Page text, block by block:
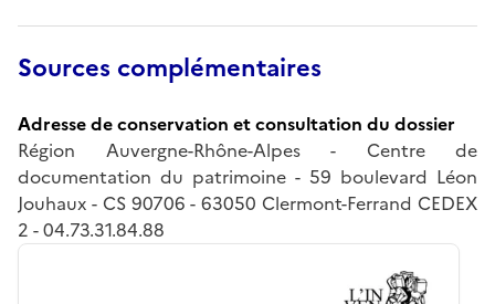
Sources complémentaires
Adresse de conservation et consultation du dossier
Région Auvergne-Rhône-Alpes - Centre de
documentation du patrimoine - 59 boulevard Léon
Jouhaux - CS 90706 - 63050 Clermont-Ferrand CEDEX
2 - 04.73.31.84.88